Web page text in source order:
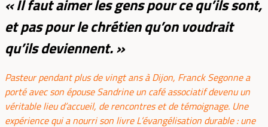
« Il faut aimer les gens pour ce qu’ils sont,
et pas pour le chrétien qu’on voudrait
qu’ils deviennent. »
Pasteur pendant plus de vingt ans à Dijon, Franck Segonne a
porté avec son épouse Sandrine un café associatif devenu un
véritable lieu d’accueil, de rencontres et de témoignage. Une
expérience qui a nourri son livre L’évangélisation durable : une